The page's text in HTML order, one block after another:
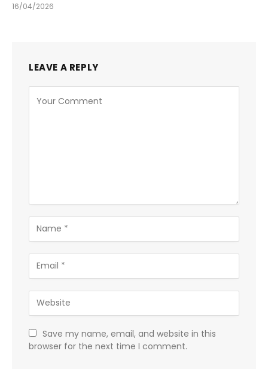
16/04/2026
LEAVE A REPLY
Save my name, email, and website in this
browser for the next time I comment.